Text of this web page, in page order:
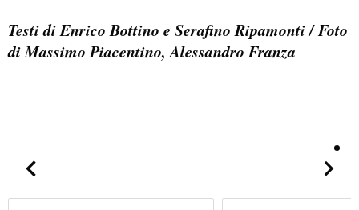
Testi di Enrico Bottino e Serafino Ripamonti / Foto
di Massimo Piacentino, Alessandro Franza